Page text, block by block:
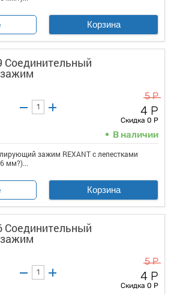
Корзина
Соединительный
5 Р
4 Р
Скидка 0 Р
В наличии
зажим REXANT с лепестками
мм?)...
Корзина
Соединительный
5 Р
4 Р
Скидка 0 Р